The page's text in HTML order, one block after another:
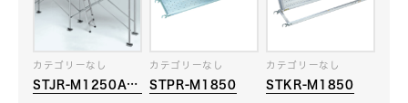
STJR-M1250A
カテゴリーなし
STPR-M1850
カテゴリーなし
STKR-M1850
カテゴリーなし